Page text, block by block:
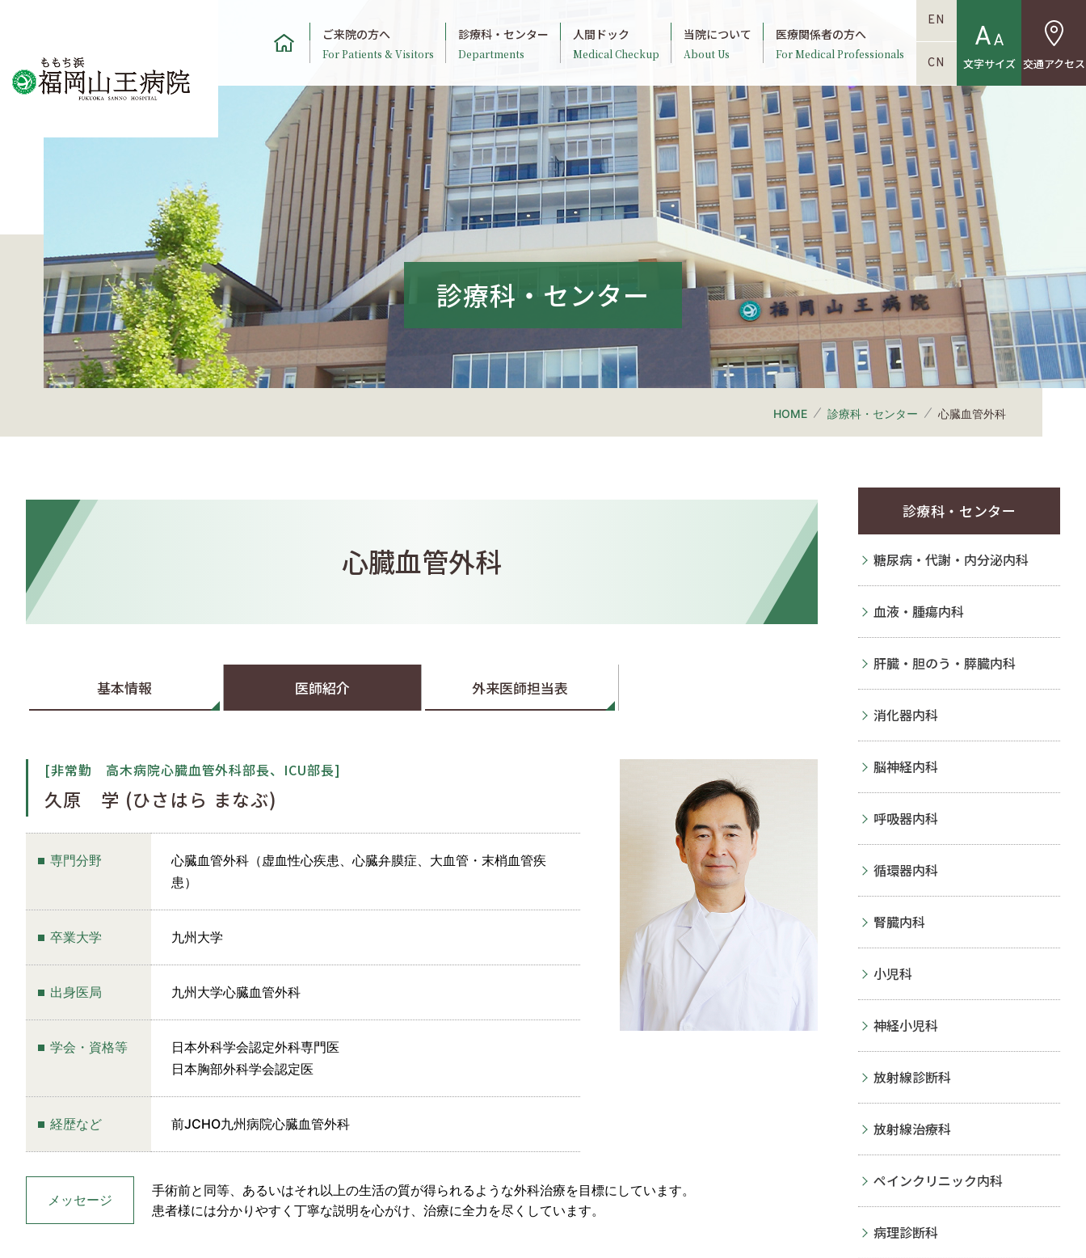
ご来院の方へ
For Patients & Visitors
診療科・センター
Departments
人間ドック
Medical Checkup
当院について
About Us
医療関係者の方へ
For Medical Professionals
EN
CN 文字サイズ 交通アクセス
診療科・センター
HOME 診療科・センター 心臓血管外科
心臓血管外科
基本情報 医師紹介 外来医師担当表
[非常勤 高木病院心臓血管外科部長、ICU部長]
久原 学 (ひさはら まなぶ)
専門分野
心臓血管外科（虚血性心疾患、心臓弁膜症、大血管・末梢血管疾
患）
卒業大学 九州大学
出身医局 九州大学心臓血管外科
学会・資格等
日本外科学会認定外科専門医
日本胸部外科学会認定医
経歴など 前JCHO九州病院心臓血管外科
メッセージ
手術前と同等、あるいはそれ以上の生活の質が得られるような外科治療を目標にしています。
患者様には分かりやすく丁寧な説明を心がけ、治療に全力を尽くしています。
診療科・センター
糖尿病・代謝・内分泌内科
血液・腫瘍内科
肝臓・胆のう・膵臓内科
消化器内科
脳神経内科
呼吸器内科
循環器内科
腎臓内科
小児科
神経小児科
放射線診断科
放射線治療科
ペインクリニック内科
病理診断科